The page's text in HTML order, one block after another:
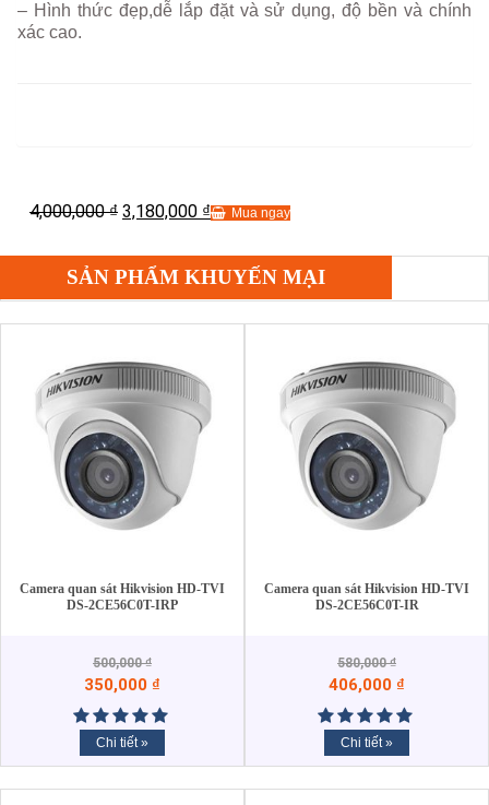
– Hình thức đẹp,dễ lắp đặt và sử dụng, độ bền và chính
xác cao.
4,000,000₫ 3,180,000 ₫ Mua ngay
SẢN PHẨM KHUYẾN MẠI
Camera quan sát Hikvision HD-TVI
DS-2CE56C0T-IRP
500,000₫
350,000 ₫
Chi tiết »
Camera quan sát Hikvision HD-TVI
DS-2CE56C0T-IR
580,000₫
406,000 ₫
Chi tiết »